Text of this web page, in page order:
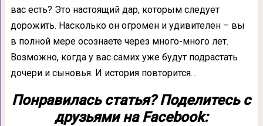
вас есть? Это настоящий дар, которым следует
дорожить. Насколько он огромен и удивителен – вы
в полной мере осознаете через много-много лет.
Возможно, когда у вас самих уже будут подрастать
дочери и сыновья. И история повторится…
Понравилась статья? Поделитесь с
друзьями на Facebook: